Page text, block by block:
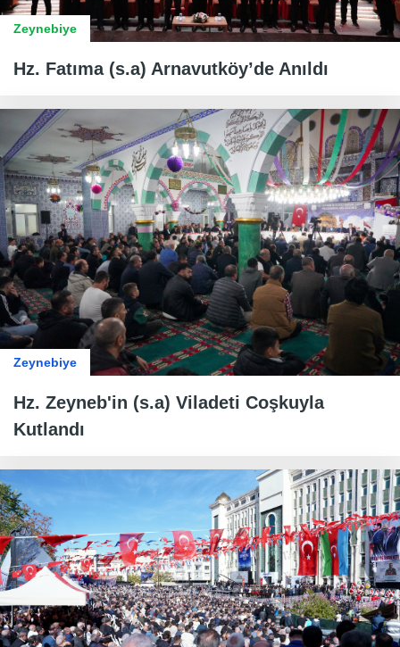
Zeynebiye
Hz. Fatıma (s.a) Arnavutköy’de Anıldı
Zeynebiye
Hz. Zeyneb'in (s.a) Viladeti Coşkuyla
Kutlandı